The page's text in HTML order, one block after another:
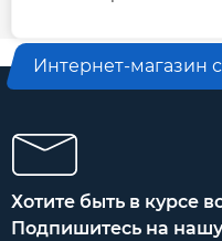
Интернет-магазин
Хотите быть в курсе
Подпишитесь на